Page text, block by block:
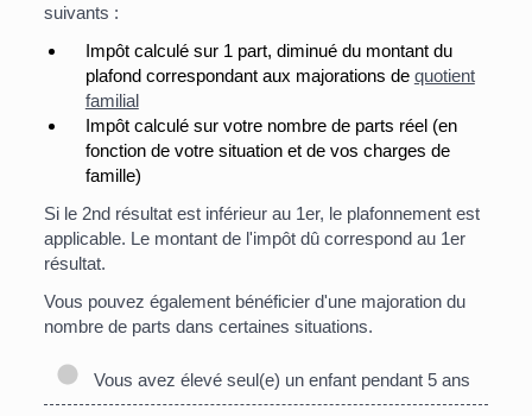
suivants :
Impôt calculé sur 1 part, diminué du montant du
plafond correspondant aux majorations de quotient
familial
Impôt calculé sur votre nombre de parts réel (en
fonction de votre situation et de vos charges de
famille)
Si le 2ndrésultat est inférieur au 1er, le plafonnement est
applicable. Le montant de l'impôt dû correspond au 1er
résultat.
Vous pouvez également bénéficier d'une majoration du
nombre de parts dans certaines situations.
Vous avez élevé seul(e) un enfant pendant 5 ans